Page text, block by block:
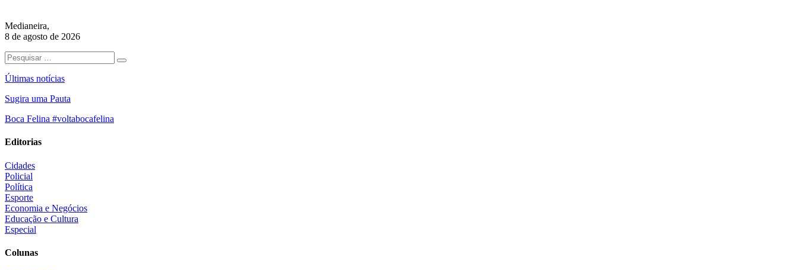
Medianeira,
8 de agosto de 2026
Últimas notícias
Sugira uma Pauta
Boca Felina #voltabocafelina
Editorias
Cidades
Policial
Política
Esporte
Economia e Negócios
Educação e Cultura
Especial
Colunas